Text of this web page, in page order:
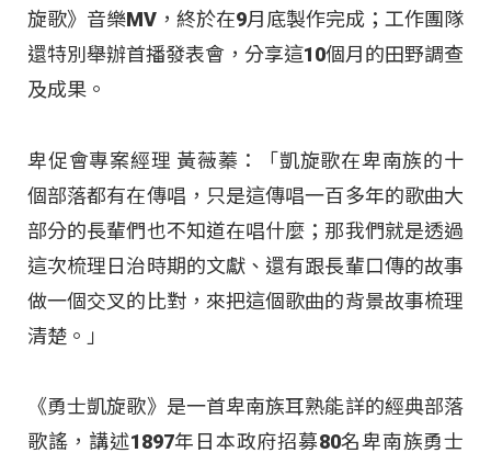
旋歌》音樂MV，終於在9月底製作完成；工作團隊
還特別舉辦首播發表會，分享這10個月的田野調查
及成果。
卑促會專案經理 黃薇蓁：「凱旋歌在卑南族的十
個部落都有在傳唱，只是這傳唱一百多年的歌曲大
部分的長輩們也不知道在唱什麼；那我們就是透過
這次梳理日治時期的文獻、還有跟長輩口傳的故事
做一個交叉的比對，來把這個歌曲的背景故事梳理
清楚。」
《勇士凱旋歌》是一首卑南族耳熟能詳的經典部落
歌謠，講述1897年日本政府招募80名卑南族勇士